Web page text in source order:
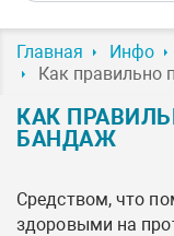
Главная Инфо
Как правильно
КАК
БАНДАЖ
Средством, что
здоровыми на